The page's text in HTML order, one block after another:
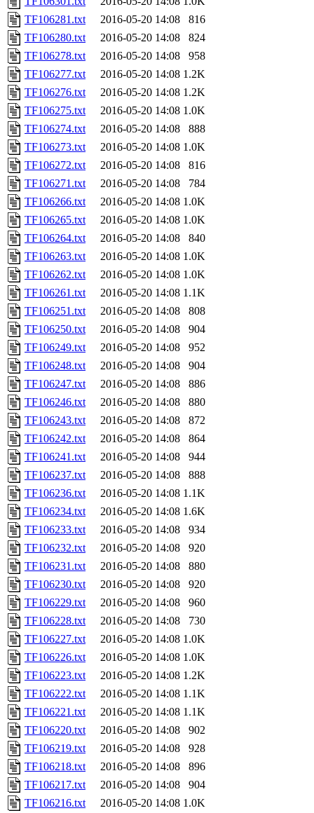
TF106281.txt
2016-05-20 14:08
816
TF106280.txt
2016-05-20 14:08
824
TF106278.txt
2016-05-20 14:08
958
TF106277.txt
2016-05-20 14:08 1.2K
TF106276.txt
2016-05-20 14:08 1.2K
TF106275.txt
2016-05-20 14:08 1.0K
TF106274.txt
2016-05-20 14:08
888
TF106273.txt
2016-05-20 14:08 1.0K
TF106272.txt
2016-05-20 14:08
816
TF106271.txt
2016-05-20 14:08
784
TF106266.txt
2016-05-20 14:08 1.0K
TF106265.txt
2016-05-20 14:08 1.0K
TF106264.txt
2016-05-20 14:08
840
TF106263.txt
2016-05-20 14:08 1.0K
TF106262.txt
2016-05-20 14:08 1.0K
TF106261.txt
2016-05-20 14:08 1.1K
TF106251.txt
2016-05-20 14:08
808
TF106250.txt
2016-05-20 14:08
904
TF106249.txt
2016-05-20 14:08
952
TF106248.txt
2016-05-20 14:08
904
TF106247.txt
2016-05-20 14:08
886
TF106246.txt
2016-05-20 14:08
880
TF106243.txt
2016-05-20 14:08
872
TF106242.txt
2016-05-20 14:08
864
TF106241.txt
2016-05-20 14:08
944
TF106237.txt
2016-05-20 14:08
888
TF106236.txt
2016-05-20 14:08 1.1K
TF106234.txt
2016-05-20 14:08 1.6K
TF106233.txt
2016-05-20 14:08
934
TF106232.txt
2016-05-20 14:08
920
TF106231.txt
2016-05-20 14:08
880
TF106230.txt
2016-05-20 14:08
920
TF106229.txt
2016-05-20 14:08
960
TF106228.txt
2016-05-20 14:08
730
TF106227.txt
2016-05-20 14:08 1.0K
TF106226.txt
2016-05-20 14:08 1.0K
TF106223.txt
2016-05-20 14:08 1.2K
TF106222.txt
2016-05-20 14:08 1.1K
TF106221.txt
2016-05-20 14:08 1.1K
TF106220.txt
2016-05-20 14:08
902
TF106219.txt
2016-05-20 14:08
928
TF106218.txt
2016-05-20 14:08
896
TF106217.txt
2016-05-20 14:08
904
TF106216.txt
2016-05-20 14:08 1.0K